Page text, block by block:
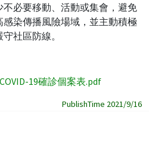
必要移動、活動或集會，避免
染傳播風險場域，並主動積極
社區防線。
19確診個案表.pdf
PublishTime 2021/9/16